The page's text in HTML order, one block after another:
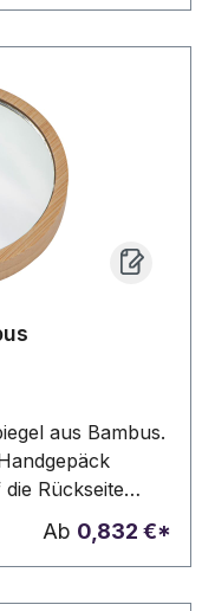
aus Bambus.
Rückseite
Ab 0,832 €*